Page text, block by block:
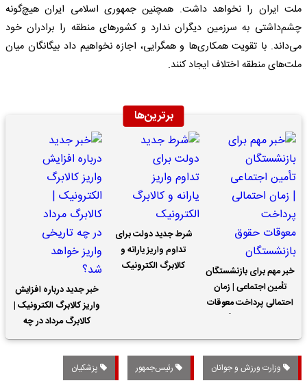
ملت ایران را نخواهد داشت. همچنین جمهوری اسلامی ایران هیچ‌گونه
چشم‌داشتی به سرزمین دیگران ندارد و کشورهای منطقه را برادران خود
می‌داند. با تقویت همکاری‌ها و همگرایی، اجازه نخواهیم داد بیگانگان میان
ملت‌های منطقه اختلاف ایجاد کنند.
برترین‌ها
خبر مهم برای بازنشستگان
تأمین اجتماعی | زمان
احتمالی پرداخت معوقات
شرط جدید دولت برای
تداوم واریز یارانه و
کالابرگ الکترونیک
خبر جدید درباره افزایش
واریز کالابرگ الکترونیک |
کالابرگ مرداد در چه
تاریخی واریز خواهد شد؟
وزارت ورزش و جوانان رئیس‌جمهور پزشکیان